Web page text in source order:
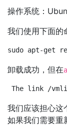
操作系统：
我们使用下面的
sudo apt-get
卸载成功，但在
The link /
我们应该担心这
如果我们需要重